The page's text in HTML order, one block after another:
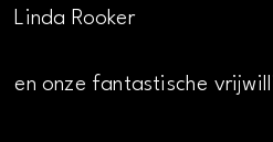
Linda Rooker
en onze fantastische